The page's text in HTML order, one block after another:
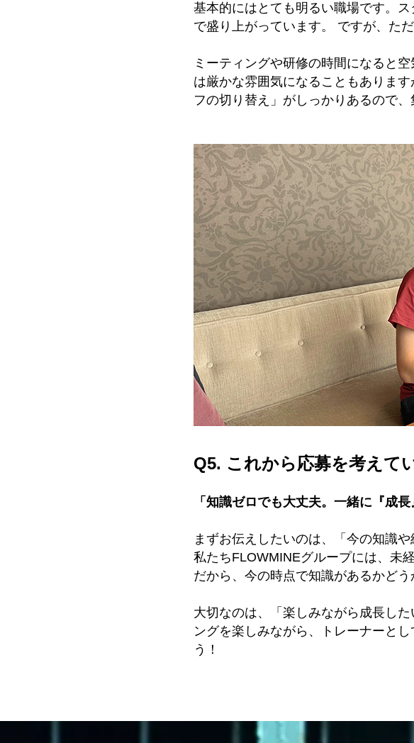
基本的にはとても明るい職場です。
で盛り上がっています。 ですが、た
ミーティングや研修の時間になると
は厳かな雰囲気になることもありま
フの切り替え」がしっかりあるので
Q5. これから応募を考えて
「知識ゼロでも大丈夫。一緒に『成
まずお伝えしたいのは、「今の知識
私たちFLOWMINEグループには、未
だから、今の時点で知識があるかどう
大切なのは、「楽しみながら成長し
ングを楽しみながら、トレーナーと
う！